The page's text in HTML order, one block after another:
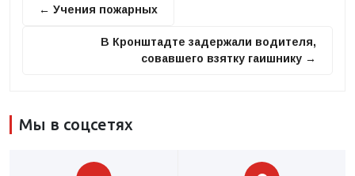
← Учения пожарных
В Кронштадте задержали водителя,
совавшего взятку гаишнику →
Мы в соцсетях